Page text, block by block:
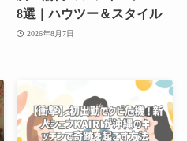
8選｜ハウツー＆スタイル
2026年8月7日